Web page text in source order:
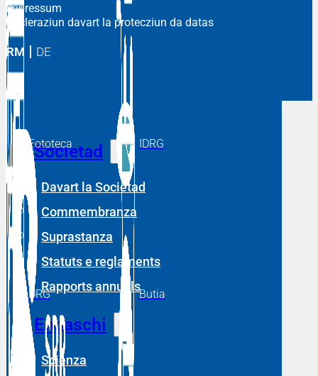
Impressum
Decleraziun davart la protecziun da datas
RM DE
Societad
Davart la Societad
Commembranza
Suprastanza
Statuts e reglaments
Rapports annuals
Engaschi
Scienza
Fototeca IDRG
DRG Butia